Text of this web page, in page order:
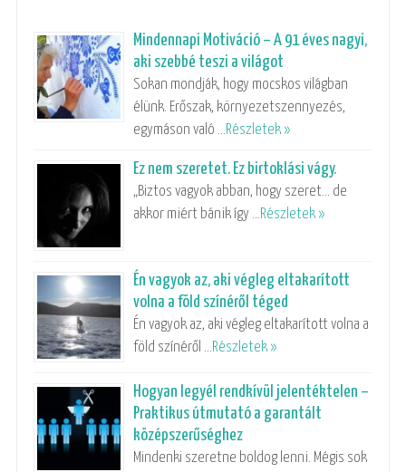
Mindennapi Motiváció – A 91 éves nagyi,
aki szebbé teszi a világot
Sokan mondják, hogy mocskos világban
élünk. Erőszak, környezetszennyezés,
egymáson való …Részletek »
Ez nem szeretet. Ez birtoklási vágy.
„Biztos vagyok abban, hogy szeret… de
akkor miért bánik így …Részletek »
Én vagyok az, aki végleg eltakarított
volna a föld színéről téged
Én vagyok az, aki végleg eltakarított volna a
föld színéről …Részletek »
Hogyan legyél rendkívül jelentéktelen –
Praktikus útmutató a garantált
középszerűséghez
Mindenki szeretne boldog lenni. Mégis sok